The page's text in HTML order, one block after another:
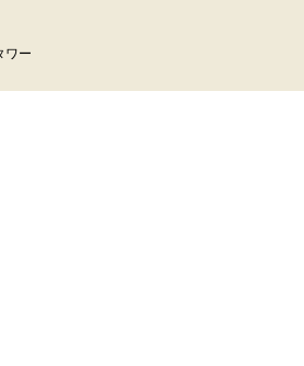
ワー